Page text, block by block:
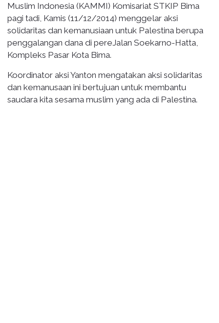
Muslim Indonesia (KAMMI) Komisariat STKIP Bima
pagi tadi, Kamis (11/12/2014) menggelar aksi
solidaritas dan kemanusiaan untuk Palestina berupa
penggalangan dana di pereJalan Soekarno-Hatta,
Kompleks Pasar Kota Bima.
Koordinator aksi Yanton mengatakan aksi solidaritas
dan kemanusaan ini bertujuan untuk membantu
saudara kita sesama muslim yang ada di Palestina.